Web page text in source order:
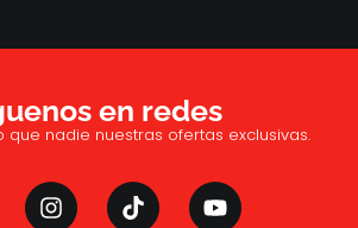
en redes
que nadie nuestras ofertas exclusivas.